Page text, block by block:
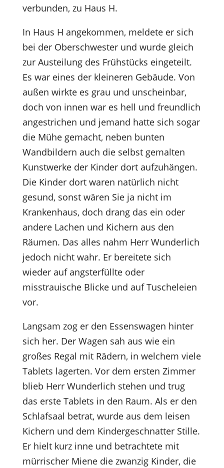
verbunden, zu Haus H.
In Haus H angekommen, meldete er sich
bei der Oberschwester und wurde gleich
zur Austeilung des Frühstücks eingeteilt.
Es war eines der kleineren Gebäude. Von
außen wirkte es grau und unscheinbar,
doch von innen war es hell und freundlich
angestrichen und jemand hatte sich sogar
die Mühe gemacht, neben bunten
Wandbildern auch die selbst gemalten
Kunstwerke der Kinder dort aufzuhängen.
Die Kinder dort waren natürlich nicht
gesund, sonst wären Sie ja nicht im
Krankenhaus, doch drang das ein oder
andere Lachen und Kichern aus den
Räumen. Das alles nahm Herr Wunderlich
jedoch nicht wahr. Er bereitete sich
wieder auf angsterfüllte oder
misstrauische Blicke und auf Tuscheleien
vor.
Langsam zog er den Essenswagen hinter
sich her. Der Wagen sah aus wie ein
großes Regal mit Rädern, in welchem viele
Tablets lagerten. Vor dem ersten Zimmer
blieb Herr Wunderlich stehen und trug
das erste Tablets in den Raum. Als er den
Schlafsaal betrat, wurde aus dem leisen
Kichern und dem Kindergeschnatter Stille.
Er hielt kurz inne und betrachtete mit
mürrischer Miene die zwanzig Kinder, die